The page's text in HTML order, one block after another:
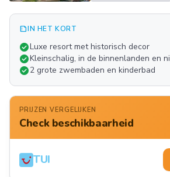
summarizeIN HET KORT
check_circleLuxe resort met historisch decor
check_circleKleinschalig, in de binnenlanden en
check_circle2 grote zwembaden en kinderbad
PRIJZEN VERGELIJKEN
Check beschikbaarheid
TUI